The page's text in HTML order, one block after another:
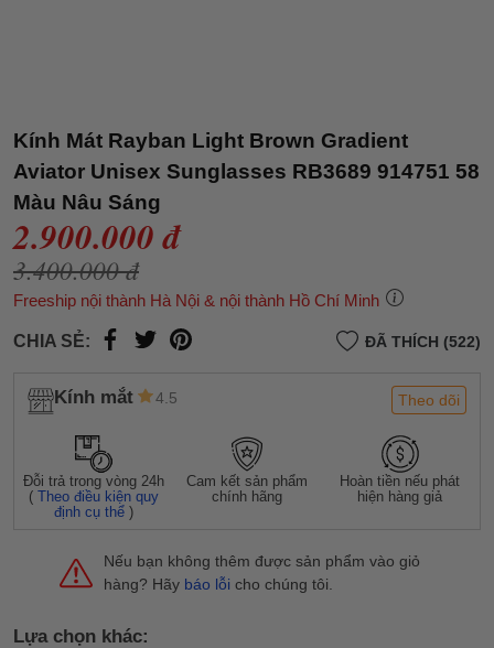
Kính Mát Rayban Light Brown Gradient
Aviator Unisex Sunglasses RB3689 914751 58
Màu Nâu Sáng
2.900.000 đ
3.400.000 đ
Freeship nội thành Hà Nội & nội thành Hồ Chí Minh
CHIA SẺ: ĐÃ THÍCH (522)
Kính mắt 4.5 Theo dõi
Đỗi trả trong vòng 24h
(Theo điều kiện quy
định cụ thể )
Cam kết sản phẩm
chính hãng
Hoàn tiền nếu phát
hiện hàng giả
Nếu bạn không thêm được sản phẩm vào giỏ
hàng? Hãy báo lỗi cho chúng tôi.
Lựa chọn khác: